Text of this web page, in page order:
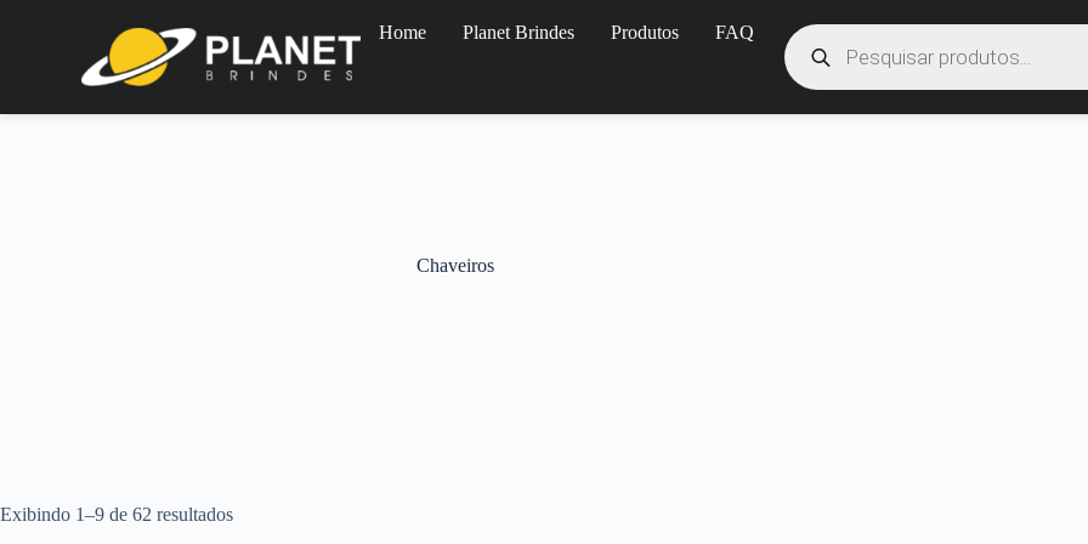
Home Planet Brindes Produtos FAQ
Chaveiros
Exibindo 1–9 de 62 resultados